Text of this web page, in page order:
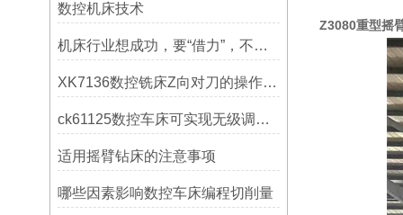
数控机床技术
机床行业想成功，要“借力”，不要“尽力”！
XK7136数控铣床Z向对刀的操作方法
ck61125数控车床可实现无级调速控制
适用摇臂钻床的注意事项
哪些因素影响数控车床编程切削量
Z3080重型摇